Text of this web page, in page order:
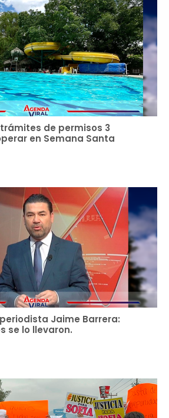
de permisos 3
en Semana Santa
Jaime Barrera:
se lo llevaron.